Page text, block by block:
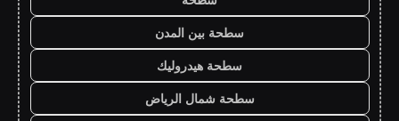
سطحة بين المدن
سطحة هيدروليك
سطحة شمال الرياض